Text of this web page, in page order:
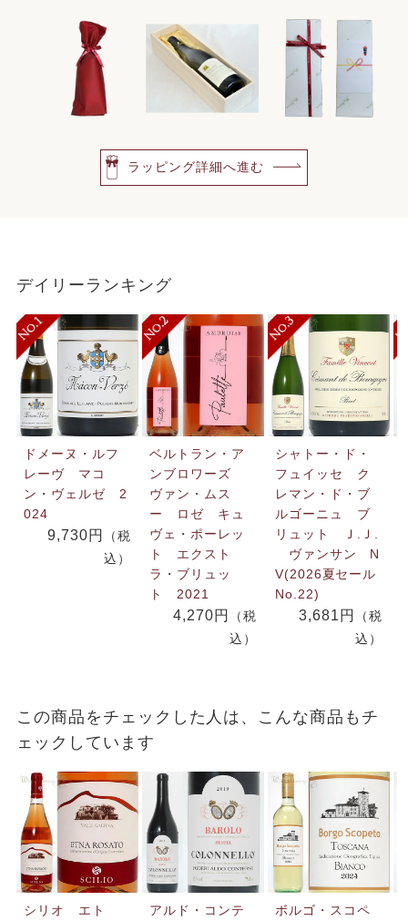
ラッピング詳細へ進む
デイリーランキング
ドメーヌ・ルフ
レーヴ マコ
ン・ヴェルゼ 2
024
9,730円
（税
込）
ベルトラン・ア
ンブロワーズ
ヴァン・ムス
ー ロゼ キュ
ヴェ・ポーレッ
ト エクスト
ラ・ブリュッ
ト 2021
4,270円
（税
込）
シャトー・ド・
フュイッセ ク
レマン・ド・ブ
ルゴーニュ ブ
リュット Ｊ.Ｊ.
ヴァンサン N
V(2026夏セール
No.22)
3,681円
（税
込）
この商品をチェックした人は、こんな商品もチ
ェックしています
シリオ エト
アルド・コンテ
ボルゴ・スコペ